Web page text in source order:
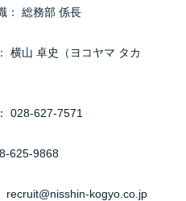
： 総務部 係長
横山 卓史（ヨコヤマ タカ
028-627-7571
625-9868
recruit@nisshin-kogyo.co.jp